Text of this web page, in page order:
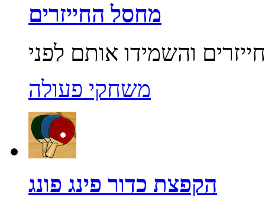
מחסל החייזרים
משחקי פעולה
הקפצת כדור פינג פונג